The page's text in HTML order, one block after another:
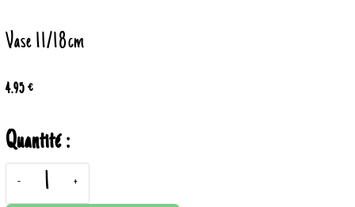
Vase 11/18cm
4.95 €
Quantité :
- +